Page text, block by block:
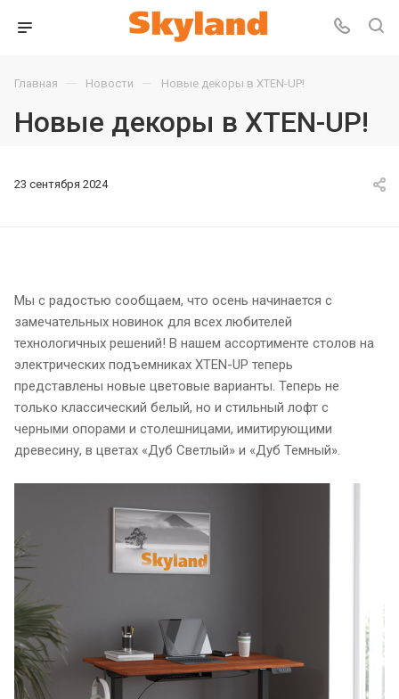
Главная — Новости — Новые декоры в XTEN-UP!
Новые декоры в XTEN-UP!
23 сентября 2024
Мы с радостью сообщаем, что осень начинается с
замечательных новинок для всех любителей
технологичных решений! В нашем ассортименте столов на
электрических подъемниках XTEN-UP теперь
представлены новые цветовые варианты. Теперь не
только классический белый, но и стильный лофт с
черными опорами и столешницами, имитирующими
древесину, в цветах «Дуб Светлый» и «Дуб Темный».